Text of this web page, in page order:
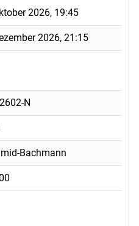
2026, 19:45
2026, 21:15
N
Bachmann